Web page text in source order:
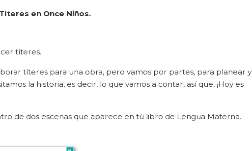
en Once Niños.
títeres.
títeres para una obra, pero vamos por partes, para planear y
la historia, es decir, lo que vamos a contar, así que, ¡Hoy es
de dos escenas que aparece en tú libro de Lengua Materna.